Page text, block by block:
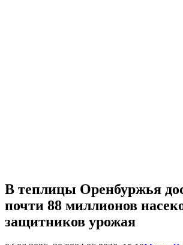
В теплицы Оренбуржья
почти 88 миллионов
защитников урожая